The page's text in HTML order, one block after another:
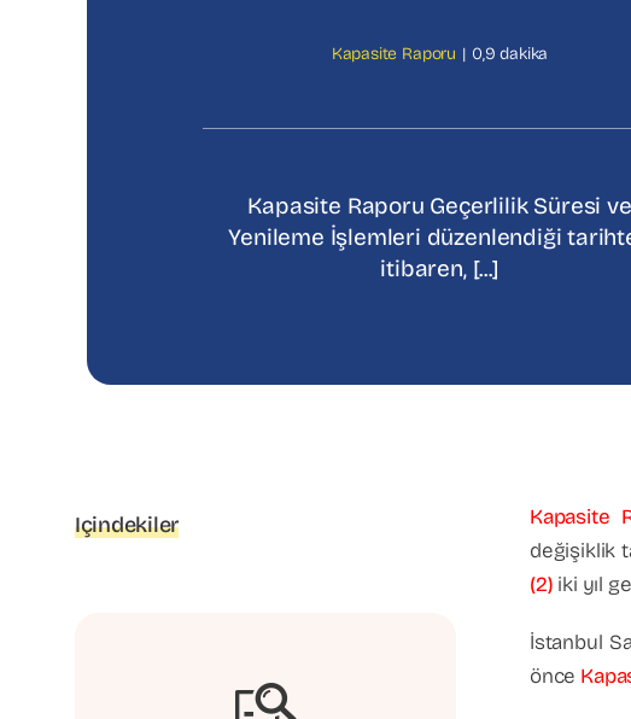
Kapasite Raporu | 0,9 dakika
Kapasite Raporu Geçerlilik Süresi ve
Yenileme İşlemleri düzenlendiği
itibaren, [...]
Içindekiler Kapasite
değişiklik
(2) iki yıl
İstanbul
önce